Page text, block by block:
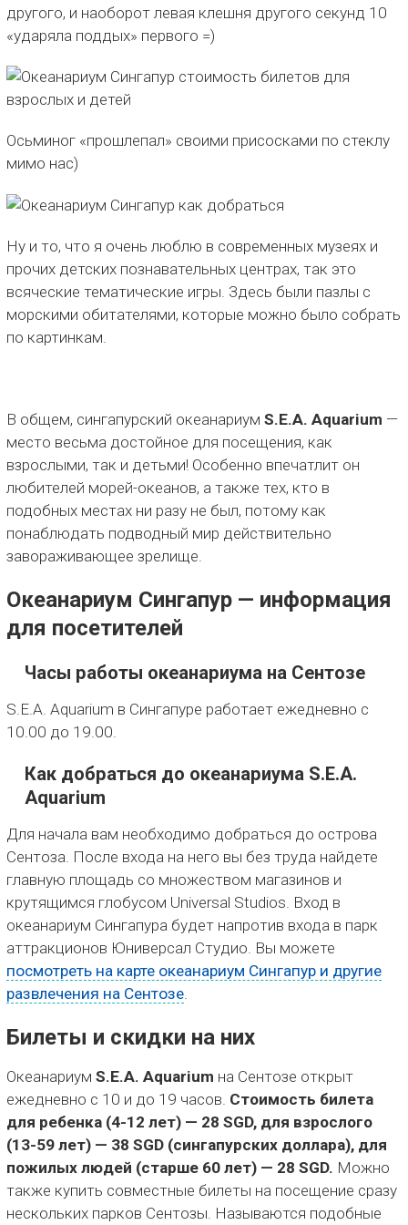
другого, и наоборот левая клешня другого секунд 10
«ударяла поддых» первого =)
Осьминог «прошлепал» своими присосками по стеклу
мимо нас)
Ну и то, что я очень люблю в современных музеях и
прочих детских познавательных центрах, так это
всяческие тематические игры. Здесь были пазлы с
морскими обитателями, которые можно было собрать
по картинкам.
В общем, сингапурский океанариум S.E.A. Aquarium —
место весьма достойное для посещения, как
взрослыми, так и детьми! Особенно впечатлит он
любителей морей-океанов, а также тех, кто в
подобных местах ни разу не был, потому как
понаблюдать подводный мир действительно
завораживающее зрелище.
Океанариум Сингапур — информация
для посетителей
Часы работы океанариума на Сентозе
S.E.A. Aquarium в Сингапуре работает ежедневно с
10.00 до 19.00.
Как добраться до океанариума S.E.A.
Aquarium
Для начала вам необходимо добраться до острова
Сентоза. После входа на него вы без труда найдете
главную площадь со множеством магазинов и
крутящимся глобусом Universal Studios. Вход в
океанариум Сингапура будет напротив входа в парк
аттракционов Юниверсал Студио. Вы можете
посмотреть на карте океанариум Сингапур и другие
развлечения на Сентозе.
Билеты и скидки на них
Океанариум S.E.A. Aquarium на Сентозе открыт
ежедневно с 10 и до 19 часов. Стоимость билета
для ребенка (4-12 лет) — 28 SGD, для взрослого
(13-59 лет) — 38 SGD (сингапурских доллара), для
пожилых людей (старше 60 лет) — 28 SGD. Можно
также купить совместные билеты на посещение сразу
нескольких парков Сентозы. Называются подобные